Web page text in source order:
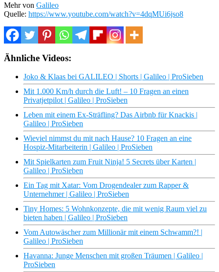
Mehr von Galileo
Quelle: https://www.youtube.com/watch?v=4dqMUi6jso8
Ähnliche Videos:
Joko & Klaas bei GALILEO | Shorts | Galileo | ProSieben
Mit 1.000 Km/h durch die Luft! – 10 Fragen an einen
Privatjetpilot | Galileo | ProSieben
Leben mit einem Ex-Sträfling? Das Airbnb für Knackis |
Galileo | ProSieben
Wieviel nimmst du mit nach Hause? 10 Fragen an eine
Hospiz-Mitarbeiterin | Galileo | ProSieben
Mit Spielkarten zum Fruit Ninja! 5 Secrets über Karten |
Galileo | ProSieben
Ein Tag mit Xatar: Vom Drogendealer zum Rapper &
Unternehmer | Galileo | ProSieben
Tiny Homes: 5 Wohnkonzepte, die mit wenig Raum viel zu
bieten haben | Galileo | ProSieben
Vom Autowäscher zum Millionär mit einem Schwamm?! |
Galileo | ProSieben
Havanna: Junge Menschen mit großen Träumen | Galileo |
ProSieben